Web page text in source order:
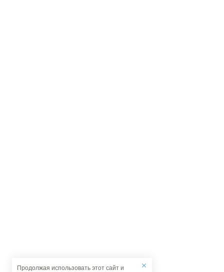
Продолжая использовать этот сайт и